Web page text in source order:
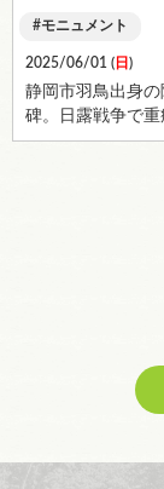
モニュメント
2025/06/01 ( 日 )
静岡市羽鳥出身
碑。日露戦争で